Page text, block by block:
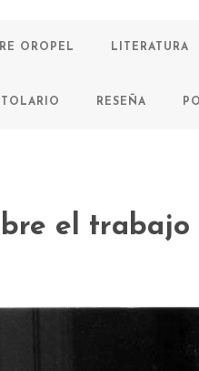
OROPEL LITERATURA
RESEÑA
el trabajo